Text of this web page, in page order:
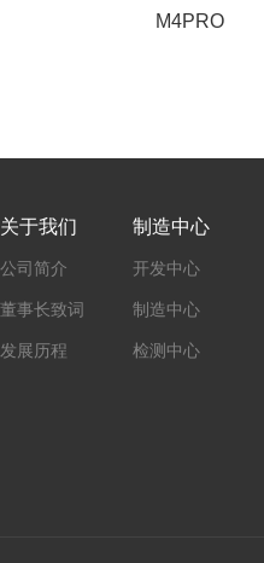
M4PRO
关于我们
公司简介
董事长致词
发展历程
制造中心
开发中心
制造中心
检测中心